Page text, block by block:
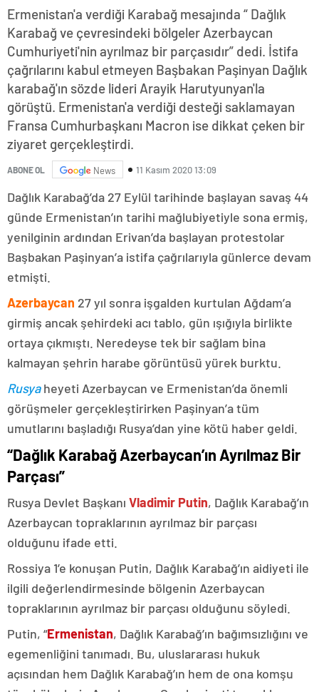
Ermenistan'a verdiği Karabağ mesajında “ Dağlık
Karabağ ve çevresindeki bölgeler Azerbaycan
Cumhuriyeti'nin ayrılmaz bir parçasıdır” dedi. İstifa
çağrılarını kabul etmeyen Başbakan Paşinyan Dağlık
karabağ'ın sözde lideri Arayik Harutyunyan'la
görüştü. Ermenistan'a verdiği desteği saklamayan
Fransa Cumhurbaşkanı Macron ise dikkat çeken bir
ziyaret gerçekleştirdi.
ABONE OL News 11 Kasım 2020 13:09
Dağlık Karabağ’da 27 Eylül tarihinde başlayan savaş 44
günde Ermenistan’ın tarihi mağlubiyetiyle sona ermiş,
yenilginin ardından Erivan’da başlayan protestolar
Başbakan Paşinyan’a istifa çağrılarıyla günlerce devam
etmişti.
Azerbaycan 27 yıl sonra işgalden kurtulan Ağdam’a
girmiş ancak şehirdeki acı tablo, gün ışığıyla birlikte
ortaya çıkmıştı. Neredeyse tek bir sağlam bina
kalmayan şehrin harabe görüntüsü yürek burktu.
Rusyaheyeti Azerbaycan ve Ermenistan’da önemli
görüşmeler gerçekleştirirken Paşinyan’a tüm
umutlarını başladığı Rusya’dan yine kötü haber geldi.
“Dağlık Karabağ Azerbaycan’ın Ayrılmaz Bir
Parçası”
Rusya Devlet Başkanı Vladimir Putin, Dağlık Karabağ’ın
Azerbaycan topraklarının ayrılmaz bir parçası
olduğunu ifade etti.
Rossiya 1’e konuşan Putin, Dağlık Karabağ’ın aidiyeti ile
ilgili değerlendirmesinde bölgenin Azerbaycan
topraklarının ayrılmaz bir parçası olduğunu söyledi.
Putin, “Ermenistan, Dağlık Karabağ’ın bağımsızlığını ve
egemenliğini tanımadı. Bu, uluslararası hukuk
açısından hem Dağlık Karabağ’ın hem de ona komşu